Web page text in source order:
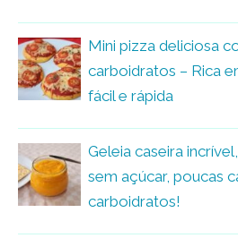
Mini pizza deliciosa
carboidratos – Rica
fácil e rápida
Geleia caseira
sem açúcar, poucas
carboidratos!